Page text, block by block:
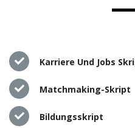
Karriere Und Jobs
Matchmaking-Skript
Bildungsskript